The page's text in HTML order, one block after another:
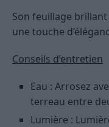
Son feuillage
une touche
Conseils d’entretien
Eau : Arrosez
terreau entre
Lumière :